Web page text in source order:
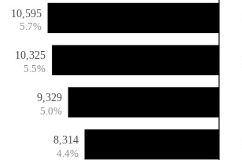
10,595
5.7%
10,325
5.5%
9,329
5.0%
8,314
4.4%